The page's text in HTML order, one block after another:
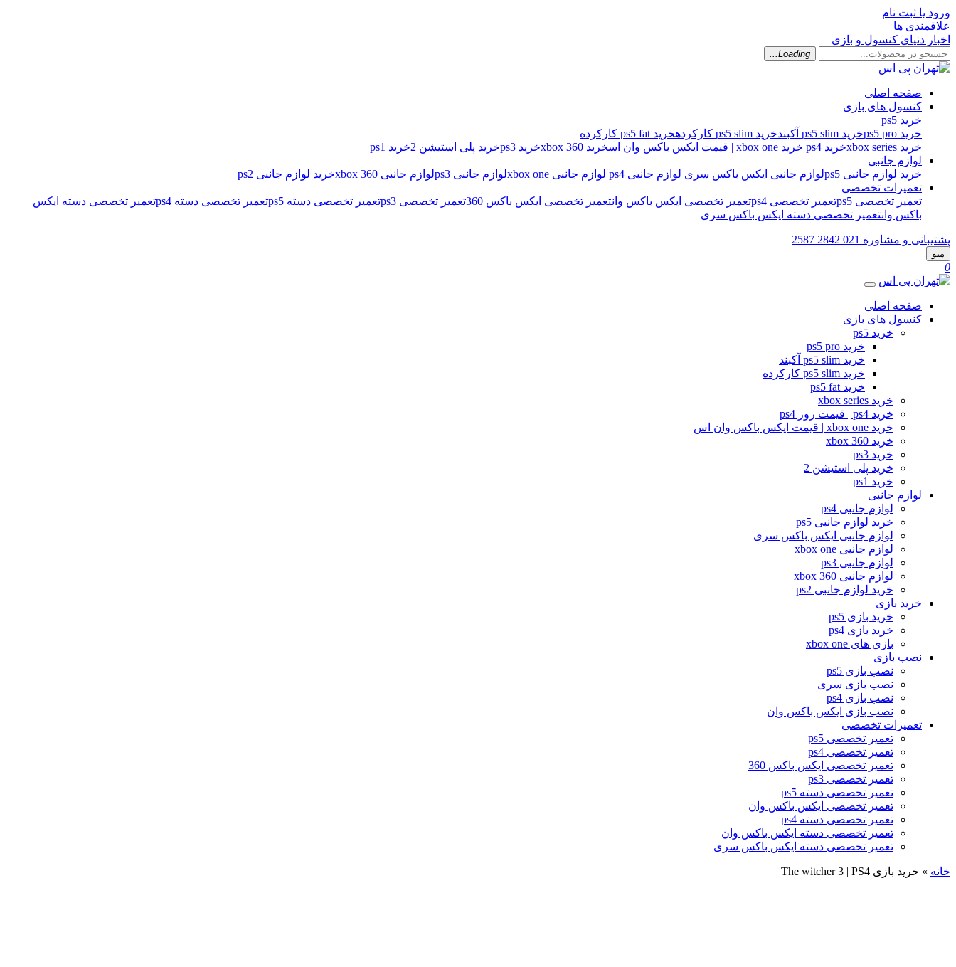
ورود یا ثبت نام
علاقمندی ها
اخبار دنیای کنسول و بازی
Loading...
صفحه اصلی
کنسول های بازی
خرید ps5
خرید ps5 pro
خرید ps5 slim آکبند خرید ps5 slim کارکرده
خرید ps5 fat کارکرده
خرید xbox series
خرید ps4 خرید xbox one | قیمت ایکس باکس وان اس خرید xbox 360 خرید ps3 خرید پلی استیشن 2
خرید ps1
لوازم جانبی
خرید لوازم جانبی ps5
لوازم جانبی ایکس باکس سری لوازم جانبی ps4 لوازم جانبی xbox one لوازم جانبی ps3 لوازم جانبی xbox 360
خرید لوازم جانبی ps2
تعمیرات تخصصی
تعمیر تخصصی ps5
تعمیر تخصصی ps4 تعمیر تخصصی ایکس باکس وانتعمیر تخصصی ایکس باکس 360 تعمیر تخصصی ps3 تعمیر تخصصی دسته ps5 تعمیر تخصصی دسته ps4
تعمیر تخصصی دسته ایکس
باکس وانتعمیر تخصصی دسته ایکس باکس سری
پشتیبانی و مشاوره 021 2842 2587
منو
0
صفحه اصلی
کنسول های بازی
خرید ps5
خرید ps5 pro
خرید ps5 slim آکبند
خرید ps5 slim کارکرده
خرید ps5 fat
خرید xbox series
خرید ps4 | قیمت روز ps4
خرید xbox one | قیمت ایکس باکس وان اس
خرید xbox 360
خرید ps3
خرید پلی استیشن 2
خرید ps1
لوازم جانبی
لوازم جانبی ps4
خرید لوازم جانبی ps5
لوازم جانبی ایکس باکس سری
لوازم جانبی xbox one
لوازم جانبی ps3
لوازم جانبی xbox 360
خرید لوازم جانبی ps2
خرید بازی
خرید بازی ps5
خرید بازی ps4
بازی های xbox one
نصب بازی
نصب بازی ps5
نصب بازی سری
نصب بازی ps4
نصب بازی ایکس باکس وان
تعمیرات تخصصی
تعمیر تخصصی ps5
تعمیر تخصصی ps4
تعمیر تخصصی ایکس باکس 360
تعمیر تخصصی ps3
تعمیر تخصصی دسته ps5
تعمیر تخصصی ایکس باکس وان
تعمیر تخصصی دسته ps4
تعمیر تخصصی دسته ایکس باکس وان
تعمیر تخصصی دسته ایکس باکس سری
خانه » خرید بازی The witcher 3 | PS4